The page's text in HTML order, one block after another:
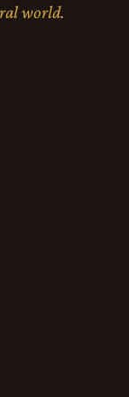
world.